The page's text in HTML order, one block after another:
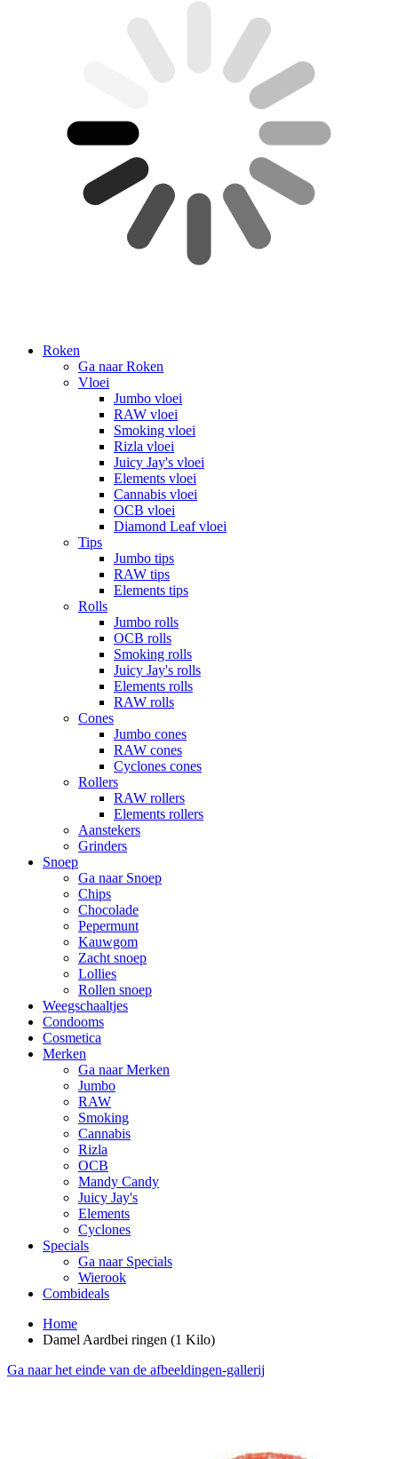
Roken
Ga naar Roken
Vloei
Jumbo vloei
RAW vloei
Smoking vloei
Rizla vloei
Juicy Jay's vloei
Elements vloei
Cannabis vloei
OCB vloei
Diamond Leaf vloei
Tips
Jumbo tips
RAW tips
Elements tips
Rolls
Jumbo rolls
OCB rolls
Smoking rolls
Juicy Jay's rolls
Elements rolls
RAW rolls
Cones
Jumbo cones
RAW cones
Cyclones cones
Rollers
RAW rollers
Elements rollers
Aanstekers
Grinders
Snoep
Ga naar Snoep
Chips
Chocolade
Pepermunt
Kauwgom
Zacht snoep
Lollies
Rollen snoep
Weegschaaltjes
Condooms
Cosmetica
Merken
Ga naar Merken
Jumbo
RAW
Smoking
Cannabis
Rizla
OCB
Mandy Candy
Juicy Jay's
Elements
Cyclones
Specials
Ga naar Specials
Wierook
Combideals
Home
Damel Aardbei ringen (1 Kilo)
Ga naar het einde van de afbeeldingen-gallerij